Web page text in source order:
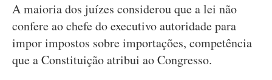
A maioria dos juízes considerou que a lei não
confere ao chefe do executivo autoridade para
impor impostos sobre importações, competência
que a Constituição atribui ao Congresso.